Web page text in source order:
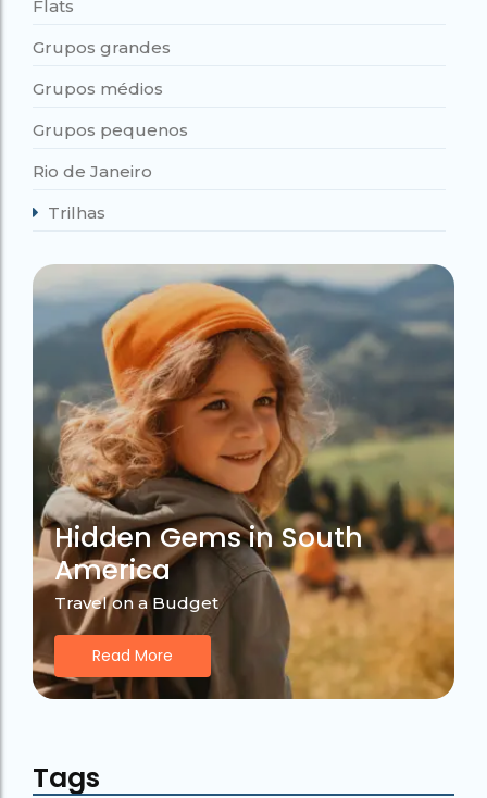
Flats
Grupos grandes
Grupos médios
Grupos pequenos
Rio de Janeiro
Trilhas
Hidden Gems in South
America
Travel on a Budget
Read More
Tags